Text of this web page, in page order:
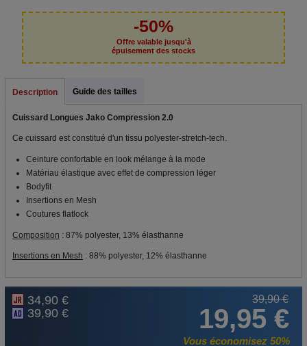
-50%
Offre valable jusqu'à
épuisement des stocks
Description Guide des tailles
Cuissard Longues Jako Compression 2.0
Ce cuissard est constitué d'un tissu polyester-stretch-tech.
Ceinture confortable en look mélange à la mode
Matériau élastique avec effet de compression léger
Bodyfit
Insertions en Mesh
Coutures flatlock
Composition : 87% polyester, 13% élasthanne
Insertions en Mesh : 88% polyester, 12% élasthanne
34,90 €
39,90 €
39,90 €
19,95 €
Vous économisez 50%